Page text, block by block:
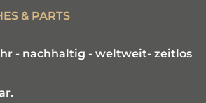
& PARTS
- nachhaltig - weltweit- zeitlos